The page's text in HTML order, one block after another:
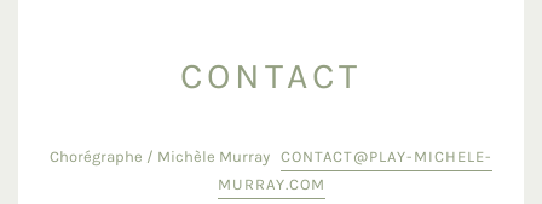
CONTACT
Chorégraphe / Michèle Murray CONTACT@PLAY-MICHELE-
MURRAY.COM